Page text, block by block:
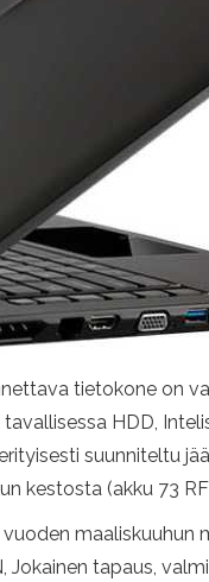
tietokone on
HDD,
suunniteltu
kestosta (akku 73
maaliskuuhun
tapaus,